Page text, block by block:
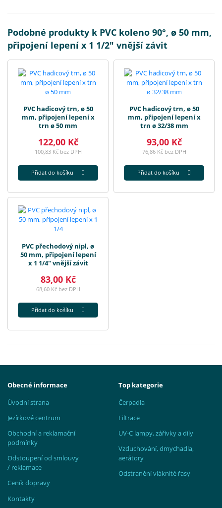
Podobné produkty k PVC koleno 90°, ø 50 mm,
připojení lepení x 1 1/2" vnější závit
PVC hadicový trn, ø 50
mm, připojení lepení x
trn ø 50 mm
122,00 Kč
100,83 Kč bez DPH
Přidat do košíku
PVC hadicový trn, ø 50
mm, připojení lepení x
trn ø 32/38 mm
93,00 Kč
76,86 Kč bez DPH
Přidat do košíku
PVC přechodový nipl, ø
50 mm, připojení lepení
x 1 1/4" vnější závit
83,00 Kč
68,60 Kč bez DPH
Přidat do košíku
Obecné informace
Úvodní strana
Jezírkové centrum
Obchodní a reklamační
podmínky
Odstoupení od smlouvy
/ reklamace
Ceník dopravy
Kontakty
Top kategorie
Čerpadla
Filtrace
UV-C lampy, zářivky a díly
Vzduchování, dmychadla,
aerátory
Odstranění vláknité řasy